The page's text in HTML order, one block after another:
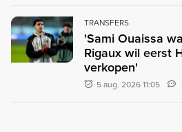
TRANSFERS
'Sami Ouaissa
Rigaux wil eerst
verkopen'
5 aug. 2026 11:05